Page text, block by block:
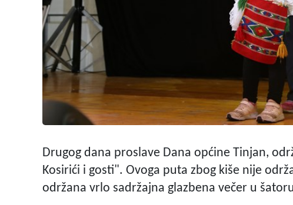
Drugog dana proslave Dana općine Tinjan,
Kosirići i gosti". Ovoga puta zbog kiše nije
održana vrlo sadržajna glazbena večer u